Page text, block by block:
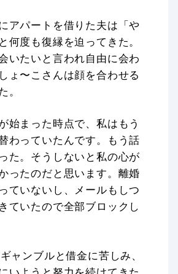
アパートを借りた夫は「や
何度も復縁を迫ってきた。
いたいと言われ自由に会わ
ょ〜こさんは顔を合わせる
。
始まった時点で、私はもう
わっていたんです。もう話
た。そうしないと私の心が
ったのだと思います。離婚
ていないし、メールもしつ
ていたので全部ブロックし
ャンブルと借金に苦しみ、